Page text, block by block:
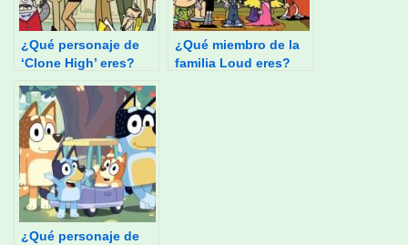
¿Qué personaje de
‘Clone High’ eres?
¿Qué miembro de la
familia Loud eres?
¿Qué personaje de